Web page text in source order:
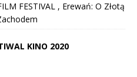
FESTIVAL , Erewań: O Złotą
KINO 2020